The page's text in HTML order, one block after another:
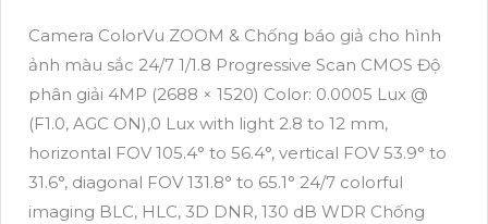
Camera ColorVu ZOOM & Chống báo giả cho hình
ảnh màu sắc 24/7 1/1.8 Progressive Scan CMOS Độ
phân giải 4MP (2688 × 1520) Color: 0.0005 Lux @
(F1.0, AGC ON),0 Lux with light 2.8 to 12 mm,
horizontal FOV 105.4° to 56.4°, vertical FOV 53.9° to
31.6°, diagonal FOV 131.8° to 65.1° 24/7 colorful
imaging BLC, HLC, 3D DNR, 130 dB WDR Chống